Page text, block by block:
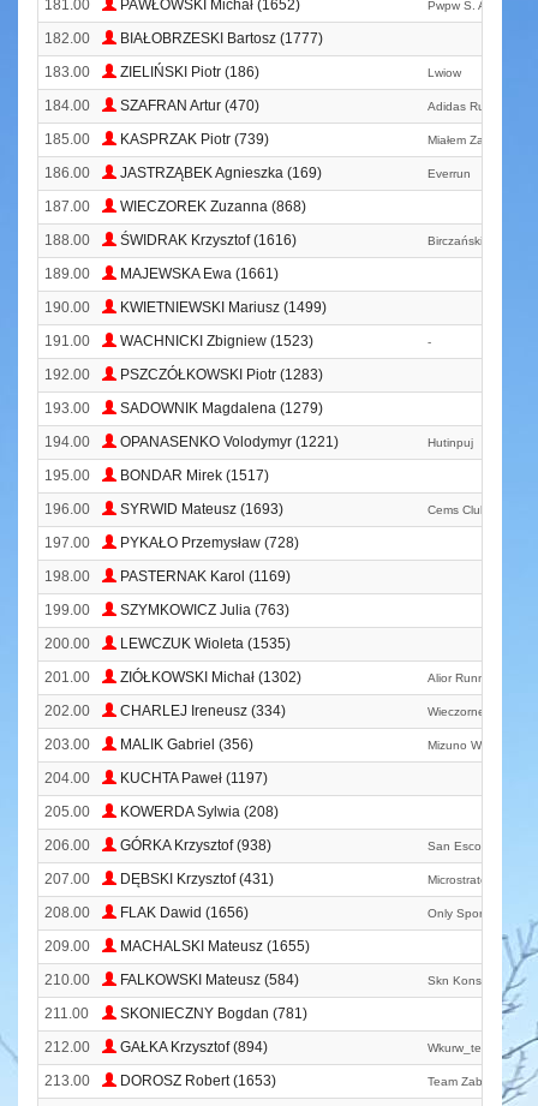
181.00 PAWŁOWSKI Michał (1652) Pwpw S. A.
182.00
BIAŁOBRZESKI Bartosz (1777)
183.00
ZIELIŃSKI Piotr (186) Lwiow
184.00 SZAFRAN Artur (470) Adidas Runners
185.00 KASPRZAK Piotr (739) Miałem Za Małe
186.00 JASTRZĄBEK Agnieszka (169) Everrun
187.00
WIECZOREK Zuzanna (868)
188.00
ŚWIDRAK Krzysztof (1616) Birczańskie Łotry
189.00
MAJEWSKA Ewa (1661)
190.00
KWIETNIEWSKI Mariusz (1499)
191.00
WACHNICKI Zbigniew (1523) -
192.00
PSZCZÓŁKOWSKI Piotr (1283)
193.00
SADOWNIK Magdalena (1279)
194.00
OPANASENKO Volodymyr (1221) Hutinpuj
195.00
BONDAR Mirek (1517)
196.00
SYRWID Mateusz (1693) Cems Club Warsaw
197.00
PYKAŁO Przemysław (728)
198.00
PASTERNAK Karol (1169)
199.00
SZYMKOWICZ Julia (763)
200.00
LEWCZUK Wioleta (1535)
201.00
ZIÓŁKOWSKI Michał (1302) Alior Running Team
202.00 CHARLEJ Ireneusz (334) Wieczorne
203.00 MALIK Gabriel (356) Mizuno Warsaw
204.00
KUCHTA Paweł (1197)
205.00
KOWERDA Sylwia (208)
206.00
GÓRKA Krzysztof (938) San Escobar
207.00 DĘBSKI Krzysztof (431) Microstrategy
208.00 FLAK Dawid (1656) Only Sport
209.00
MACHALSKI Mateusz (1655)
210.00
FALKOWSKI Mateusz (584) Skn Konsultingu
211.00
SKONIECZNY Bogdan (781)
212.00
GAŁKA Krzysztof (894) Wkurw_team
213.00 DOROSZ Robert (1653) Team Zabieganedni